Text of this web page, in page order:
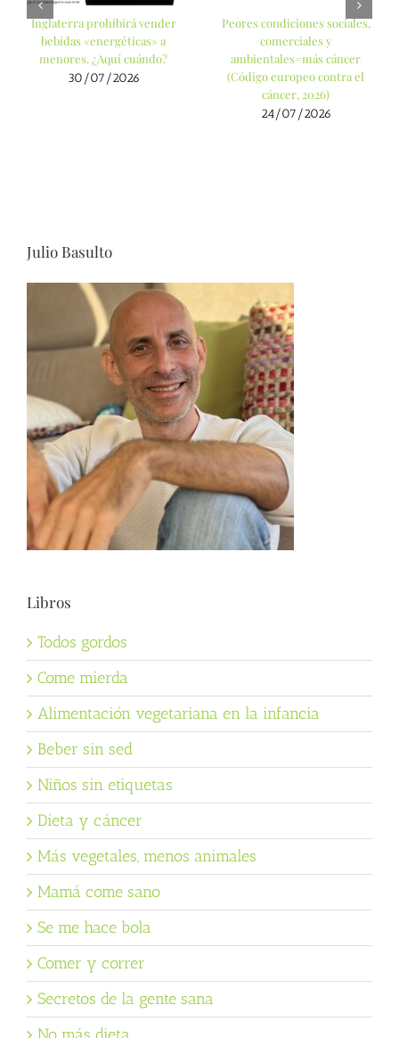
Inglaterra prohibirá vender
bebidas «energéticas» a
menores. ¿Aquí cuándo?
30/07/2026
Peores condiciones sociales,
comerciales y
ambientales=más cáncer
(Código europeo contra el
cáncer, 2026)
24/07/2026
Julio Basulto
Libros
Todos gordos
Come mierda
Alimentación vegetariana en la infancia
Beber sin sed
Niños sin etiquetas
Dieta y cáncer
Más vegetales, menos animales
Mamá come sano
Se me hace bola
Comer y correr
Secretos de la gente sana